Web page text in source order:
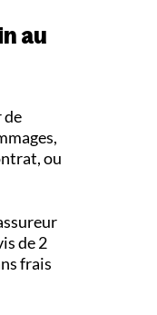
au
de
ou
de 2
frais